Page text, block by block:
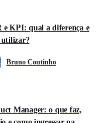
e KPI: qual a diferença e
Bruno Coutinho
Manager: o que faz,